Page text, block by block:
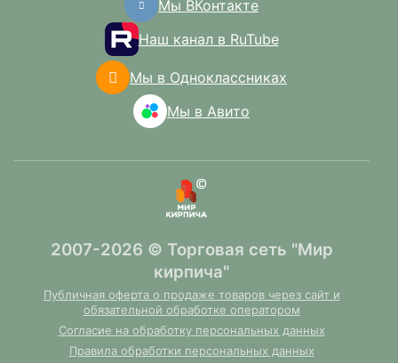
Мы ВКонтакте
Наш канал в RuTube
Мы в Одноклассниках
Мы в Авито
2007-2026 © Торговая сеть "Мир
кирпича"
Публичная оферта о продаже товаров через сайт и
обязательной обработке оператором
Согласие на обработку персональных данных
Правила обработки персональных данных